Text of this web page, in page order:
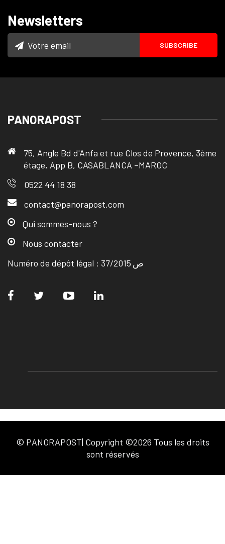
Newsletters
PANORAPOST
75, Angle Bd d'Anfa et rue Clos de Provence, 3ème
étage, App B, CASABLANCA –MAROC
0522 44 18 38
contact@panorapost.com
Qui sommes-nous ?
Nous contacter
Numéro de dépôt légal : ص 37/2015
© PANORAPOST| Copyright ©2026 Tous les droits
sont réservés